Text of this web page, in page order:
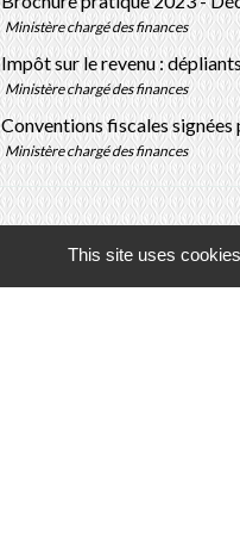
Ministère chargé des finances
Impôt sur le revenu :
Ministère chargé des finances
Conventions fiscales signées
Ministère chargé des finances
This site uses